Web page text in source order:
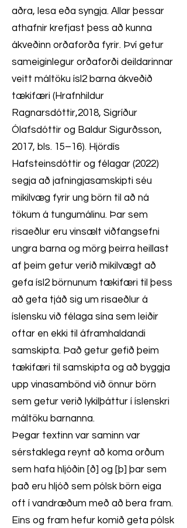
aðra, lesa eða syngja. Allar þessar
athafnir krefjast þess að kunna
ákveðinn orðaforða fyrir. Því getur
sameiginlegur orðaforði deildarinnar
veitt máltöku ísl2 barna ákveðið
tækifæri (Hrafnhildur
Ragnarsdóttir,2018, Sigríður
Ólafsdóttir og Baldur Sigurðsson,
2017, bls. 15–16). Hjördís
Hafsteinsdóttir og félagar (2022)
segja að jafningjasamskipti séu
mikilvæg fyrir ung börn til að ná
tökum á tungumálinu. Þar sem
risaeðlur eru vinsælt viðfangsefni
ungra barna og mörg þeirra heillast
af þeim getur verið mikilvægt að
gefa ísl2 börnunum tækifæri til þess
að geta tjáð sig um risaeðlur á
íslensku við félaga sína sem leiðir
oftar en ekki til áframhaldandi
samskipta. Það getur gefið þeim
tækifæri til samskipta og að byggja
upp vinasambönd við önnur börn
sem getur verið lykilþáttur í íslenskri
máltöku barnanna.
Þegar textinn var saminn var
sérstaklega reynt að koma orðum
sem hafa hljóðin [ð] og [þ] þar sem
það eru hljóð sem pólsk börn eiga
oft í vandræðum með að bera fram.
Eins og fram hefur komið geta pólsk